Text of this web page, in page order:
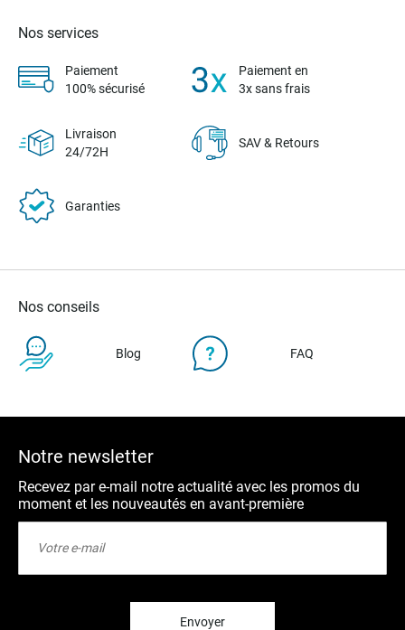
Nos services
Paiement
100% sécurisé
Paiement en
3x sans frais
Livraison
24/72H
SAV & Retours
Garanties
Nos conseils
Blog FAQ
Notre newsletter
Recevez par e-mail notre actualité avec les promos du
moment et les nouveautés en avant-première
Envoyer